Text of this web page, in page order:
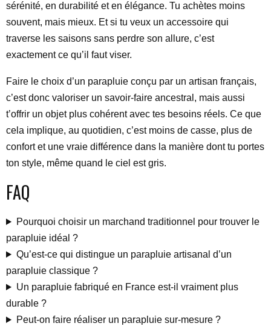
sérénité, en durabilité et en élégance. Tu achètes moins
souvent, mais mieux. Et si tu veux un accessoire qui
traverse les saisons sans perdre son allure, c’est
exactement ce qu’il faut viser.
Faire le choix d’un parapluie conçu par un artisan français,
c’est donc valoriser un savoir-faire ancestral, mais aussi
t’offrir un objet plus cohérent avec tes besoins réels. Ce que
cela implique, au quotidien, c’est moins de casse, plus de
confort et une vraie différence dans la manière dont tu portes
ton style, même quand le ciel est gris.
FAQ
Pourquoi choisir un marchand traditionnel pour trouver le
parapluie idéal ?
Qu’est-ce qui distingue un parapluie artisanal d’un
parapluie classique ?
Un parapluie fabriqué en France est-il vraiment plus
durable ?
Peut-on faire réaliser un parapluie sur-mesure ?